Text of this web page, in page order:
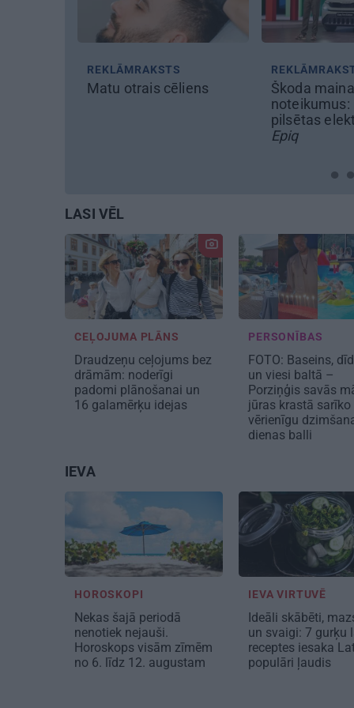
otrais cēliens
REKLĀMRAKSTS
Škoda maina spēles
noteikumus: iepazīsti
pilsētas elektroauto
LASI VĒL
CEĻOJUMA PLĀNS
Draudzeņu ceļojums bez
drāmām: noderīgi
padomi plānošanai un
16 galamērķu idejas
PERSONĪBAS
FOTO: Baseins,
un viesi baltā –
Porziņģis savās
jūras krastā sarīko
vērienīgu
dienas balli
IEVA
HOROSKOPI
Nekas šajā periodā
nenotiek nejauši.
Horoskops visām zīmēm
no 6. līdz 12. augustam
IEVA VIRTUVĒ
Ideāli skābēti,
un svaigi: 7 gurķu
receptes iesaka
populāri ļaudis